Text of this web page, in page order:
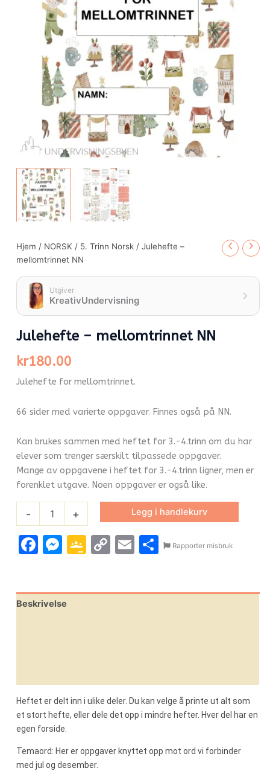
Hjem / NORSK / 5. Trinn Norsk / Julehefte –
mellomtrinnet NN
Utgiver
KreativUndervisning
Julehefte – mellomtrinnet NN
kr180.00
Julehefte for mellomtrinnet.
66 sider med varierte oppgaver. Finnes også på NN.
Kan brukes sammen med heftet for 3.-4.trinn om du har
elever som trenger særskilt tilpassede oppgaver.
Mange av oppgavene i heftet for 3.-4.trinn ligner, men er
forenklet utgave. Noen oppgaver er også like.
- + Legg i handlekurv
Facebook
Messenger
Google
CopyEmailShare
Rapporter misbruk
Beskrivelse
Heftet er delt inn i ulike deler. Du kan velge å printe ut alt som
et stort hefte, eller dele det opp i mindre hefter. Hver del har en
egen forside.
Temaord: Her er oppgaver knyttet opp mot ord vi forbinder
med jul og desember.